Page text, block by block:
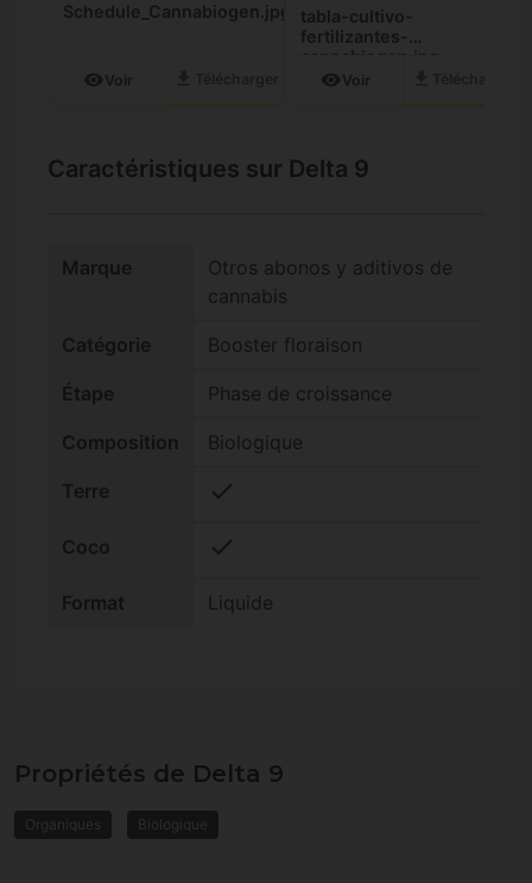
Schedule_Cannabiogen.jpg
visibility Voir
tabla-cultivo-
fertilizantes-
cannabiogen.jpg
visibility Voir
Caractéristiques sur Delta 9
Marque
Otros abonos y aditivos de
cannabis
Catégorie Booster floraison
Étape Phase de croissance
Composition Biologique
Terre check
Coco check
Format Liquide
Propriétés de Delta 9
Organiques Biologique